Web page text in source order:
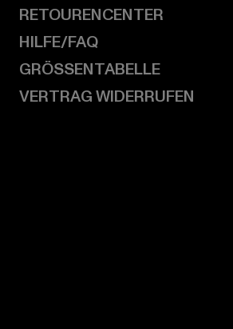
RETOURENCENTER
HILFE/FAQ
GRÖSSENTABELLE
VERTRAG WIDERRUFEN